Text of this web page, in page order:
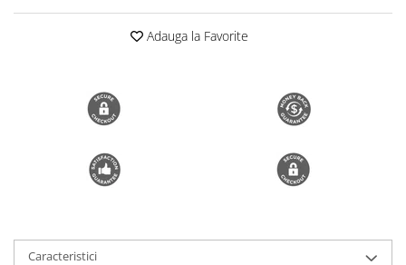
Adauga la Favorite
Caracteristici